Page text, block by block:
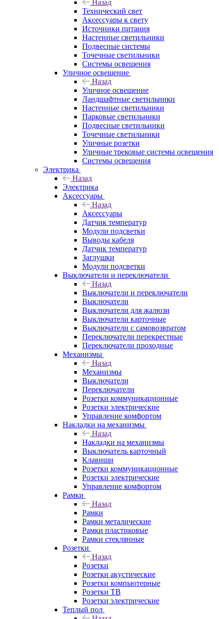
Назад
Технический свет
Аксессуары к свету
Источники питания
Настенные светильники
Подвесные системы
Точечные светильники
Системы освещения
Уличное освещение
Назад
Уличное освещение
Ландшафтные светильники
Настенные светильники
Парковые светильники
Подвесные светильники
Точечные светильники
Уличные розетки
Уличные трековые системы освещения
Системы освещения
Электрика
Назад
Электрика
Аксессуары
Назад
Аксессуары
Датчик температур
Модули подсветки
Выводы кабеля
Датчик температур
Заглушки
Модули подсветки
Выключатели и переключатели
Назад
Выключатели и переключатели
Выключатели
Выключатели для жалюзи
Выключатели карточные
Выключатели с самовозвратом
Переключатели перекрестные
Переключатели проходные
Механизмы
Назад
Механизмы
Выключатели
Переключатели
Розетки коммуникационные
Розетки электрические
Управление комфортом
Накладки на механизмы
Назад
Накладки на механизмы
Выключатель карточный
Клавиши
Розетки коммуникационные
Розетки электрические
Управление комфортом
Рамки
Назад
Рамки
Рамки металические
Рамки пластиковые
Рамки стеклянные
Розетки
Назад
Розетки
Розетки акустические
Розетки компьютерные
Розетки ТВ
Розетки электрические
Теплый пол